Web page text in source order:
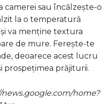
sau încălzește-o
la o temperatură
va menține textura
de mure. Ferește-te
deoarece acest lucru
prospețimea prăjiturii.
news.google.com/home?